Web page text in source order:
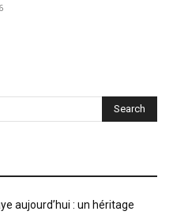
Search
aujourd’hui : un héritage